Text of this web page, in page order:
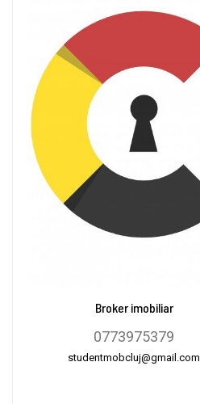
Broker imobiliar
0773975379
studentmobcluj@gmail.com